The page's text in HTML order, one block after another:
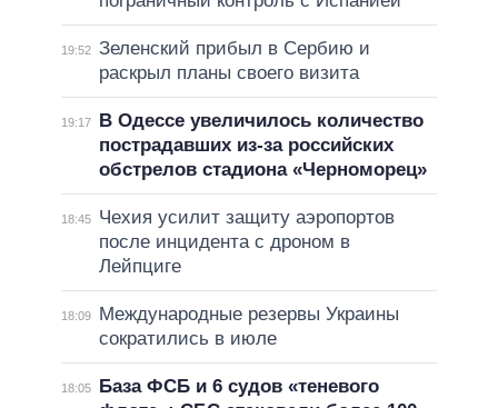
19:52 Зеленский прибыл в Сербию и
раскрыл планы своего визита
19:17
В Одессе увеличилось количество
пострадавших из-за российских
обстрелов стадиона «Черноморец»
18:45
Чехия усилит защиту аэропортов
после инцидента с дроном в
Лейпциге
18:09
Международные резервы Украины
сократились в июле
18:05
База ФСБ и 6 судов «теневого